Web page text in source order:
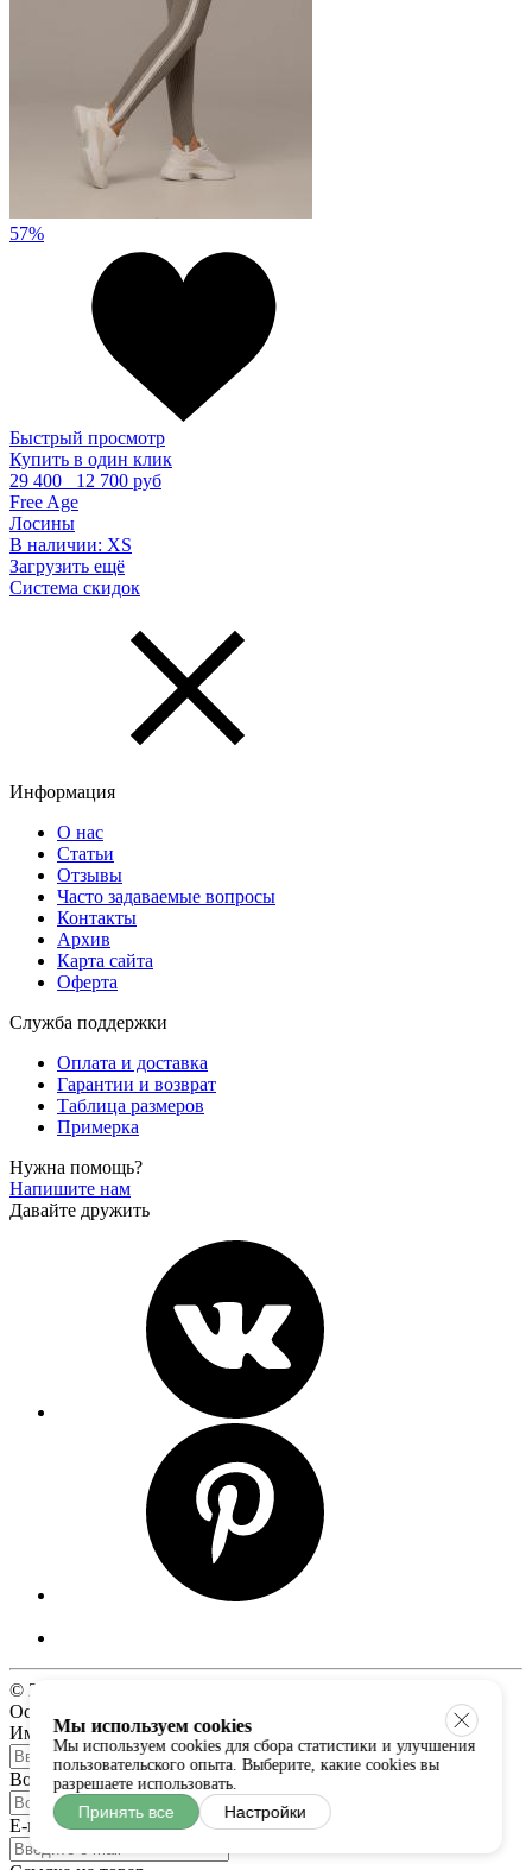
57%
Быстрый просмотр
Купить в один клик
29 400
12 700 руб
Free Age
Лосины
В наличии: XS
Загрузить ещё
Система скидок
Информация
О нас
Статьи
Отзывы
Часто задаваемые вопросы
Контакты
Архив
Карта сайта
Оферта
Служба поддержки
Оплата и доставка
Гарантии и возврат
Таблица размеров
Примерка
Нужна помощь?
Напишите нам
Давайте дружить
© 2017-2026 Fabzone. Все права соблюдены.
Оставить отзыв
Имя
*
Возраст*
E-mail*
Мы используем cookies
Мы используем cookies для сбора статистики и улучшения
пользовательского опыта. Выберите, какие cookies вы
разрешаете использовать.
Принять все Настройки